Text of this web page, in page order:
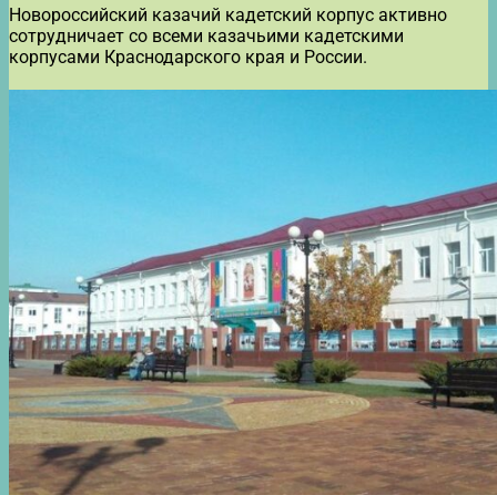
Новороссийский казачий кадетский корпус активно
сотрудничает со всеми казачьими кадетскими
корпусами Краснодарского края и России.